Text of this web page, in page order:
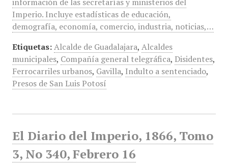
Imperio. Incluye estadísticas de educación,
demografía, economía, comercio, industria, noticias,…
Etiquetas: Alcalde de Guadalajara, Alcaldes
municipales, Compañía general telegráfica, Disidentes,
Ferrocarriles urbanos, Gavilla, Indulto a sentenciado,
Presos de San Luis Potosí
El Diario del Imperio, 1866, Tomo
3, No 340, Febrero 16